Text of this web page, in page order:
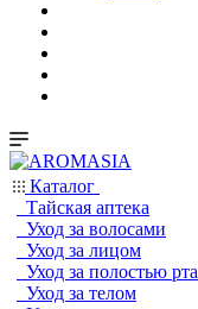
Каталог
Тайская аптека
Уход за волосами
Уход за лицом
Уход за полостью рта
Уход за телом